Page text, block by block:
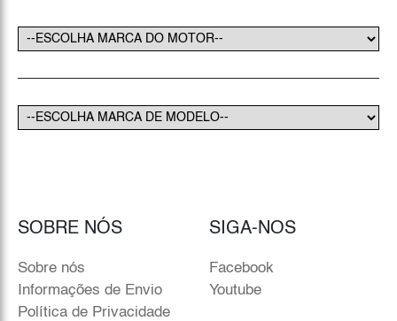
SOBRE NÓS
Sobre nós
Informações de Envio
Política de Privacidade
SIGA-NOS
Facebook
Youtube